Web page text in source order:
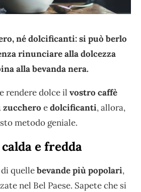
né dolcificanti: si può berlo
rinunciare alla dolcezza
alla bevanda nera.
rendere dolce il vostro caffè
zucchero edolcificanti, allora,
metodo geniale.
e fredda
quellebevande più popolari,
nel Bel Paese. Sapete che si